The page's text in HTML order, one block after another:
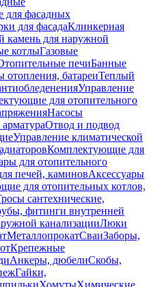
для фасадных
для фасадаКлинкерная
камень для наружной
котлыГазовые
печиБанные
отопления, батареиТеплый
Управление
для отопительного
Насосы
Отвод и подвод
Управление климатической
Комплектующие для
для отопительного
печей, каминовАксессуары
для отопительных котлов,
сантехнические,
фитинги внутренней
канализацииЛюки
МеталлопрокатСваиЗаборы,
Крепежные
Анкеры, дюбелиСкобы,
Гайки,
ХомутыХимические